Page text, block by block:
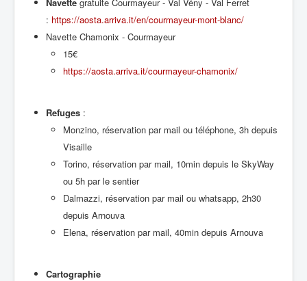
: https://aosta.arriva.it/en/courmayeur-mont-blanc/
Navette Chamonix - Courmayeur
15€
https://aosta.arriva.it/courmayeur-chamonix/
Refuges :
Monzino, réservation par mail ou téléphone, 3h depuis
Visaille
Torino, réservation par mail, 10min depuis le SkyWay
ou 5h par le sentier
Dalmazzi, réservation par mail ou whatsapp, 2h30
depuis Arnouva
Elena, réservation par mail, 40min depuis Arnouva
Cartographie